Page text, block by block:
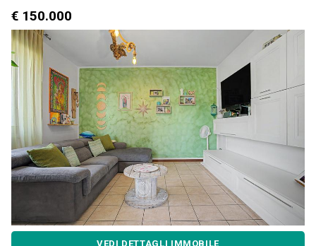
€ 150.000
VEDI DETTAGLI IMMOBILE